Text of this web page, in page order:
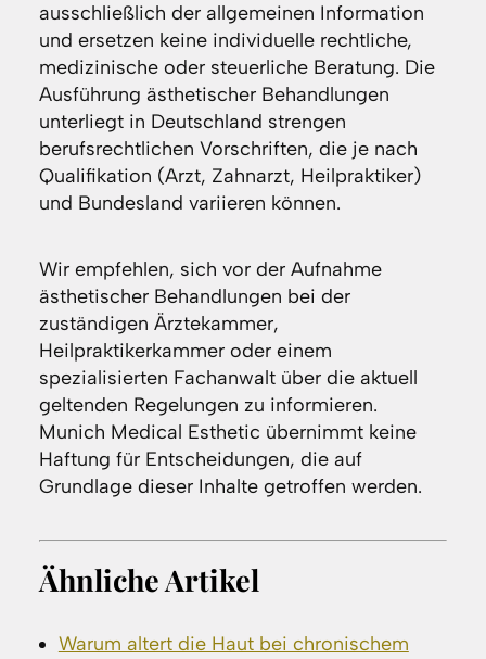
ausschließlich der allgemeinen Information
und ersetzen keine individuelle rechtliche,
medizinische oder steuerliche Beratung. Die
Ausführung ästhetischer Behandlungen
unterliegt in Deutschland strengen
berufsrechtlichen Vorschriften, die je nach
Qualifikation (Arzt, Zahnarzt, Heilpraktiker)
und Bundesland variieren können.
Wir empfehlen, sich vor der Aufnahme
ästhetischer Behandlungen bei der
zuständigen Ärztekammer,
Heilpraktikerkammer oder einem
spezialisierten Fachanwalt über die aktuell
geltenden Regelungen zu informieren.
Munich Medical Esthetic übernimmt keine
Haftung für Entscheidungen, die auf
Grundlage dieser Inhalte getroffen werden.
Ähnliche Artikel
Warum altert die Haut bei chronischem